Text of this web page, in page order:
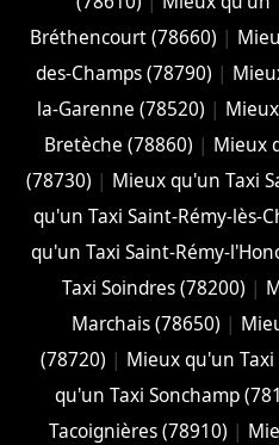
Bréthencourt (78660) |
des-Champs (78790) |
la-Garenne (78520) |
Bretèche (78860) | Mieux
(78730) | Mieux qu'un Taxi
qu'un Taxi Saint-Rémy-lès-
qu'un Taxi Saint-Rémy-
Taxi Soindres (78200) |
Marchais (78650) |
(78720) | Mieux qu'un
qu'un Taxi Sonchamp
Tacoignières (78910) |